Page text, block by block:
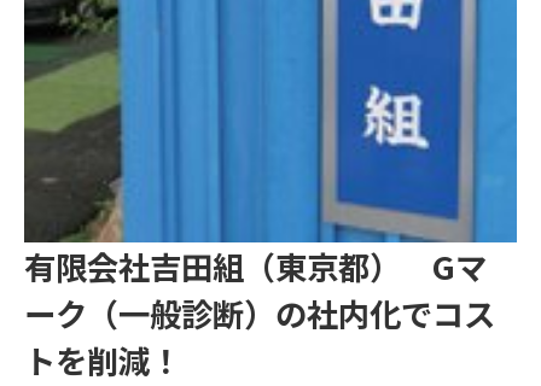
有限会社吉田組（東京都） Gマ
ーク（一般診断）の社内化でコス
トを削減！